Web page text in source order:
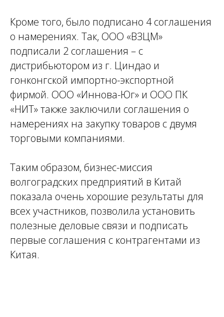
Кроме того, было подписано 4 соглашения
о намерениях. Так, ООО «ВЗЦМ»
подписали 2 соглашения – с
дистрибьютором из г. Циндао и
гонконгской импортно-экспортной
фирмой. ООО «Иннова-Юг» и ООО ПК
«НИТ» также заключили соглашения о
намерениях на закупку товаров с двумя
торговыми компаниями.
Таким образом, бизнес-миссия
волгоградских предприятий в Китай
показала очень хорошие результаты для
всех участников, позволила установить
полезные деловые связи и подписать
первые соглашения с контрагентами из
Китая.